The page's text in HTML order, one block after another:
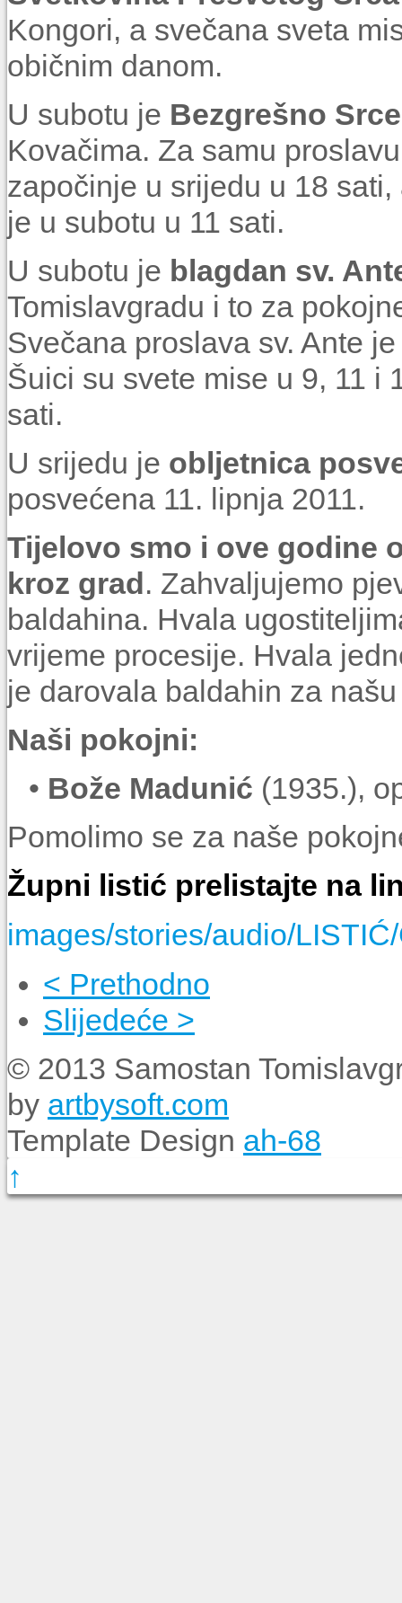
Kongori, a svečana sveta
običnim danom.
U subotu je Bezgrešno
Kovačima. Za samu
započinje u srijedu u 18
je u subotu u 11 sati.
U subotu je blagdan sv.
Tomislavgradu i to za
Svečana proslava sv. Ante
Šuici su svete mise u 9, 11 i
sati.
U srijedu je obljetnica
posvećena 11. lipnja 2011.
Tijelovo smo i ove godine
kroz grad . Zahvaljujemo
baldahina. Hvala
vrijeme procesije. Hvala
je darovala baldahin za
Naši pokojni:
• Bože Madunić (1935.),
Pomolimo se za naše
Župni listić prelistajte na
images/stories/audio/
< Prethodno
Slijedeće >
© 2013 Samostan
by artbysoft.com
Template Design ah-68
↑